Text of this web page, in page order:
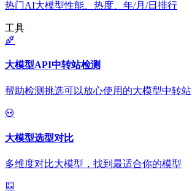
热门AI大模型性能、热度、年/月/日排行
工具
大模型API中转站检测
帮助检测挑选可以放心使用的大模型中转站
大模型选型对比
多维度对比大模型，找到最适合你的模型